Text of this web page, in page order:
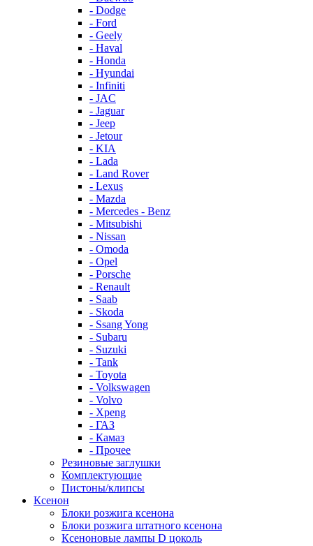
- Dodge
- Ford
- Geely
- Haval
- Honda
- Hyundai
- Infiniti
- JAC
- Jaguar
- Jeep
- Jetour
- KIA
- Lada
- Land Rover
- Lexus
- Mazda
- Mercedes - Benz
- Mitsubishi
- Nissan
- Omoda
- Opel
- Porsche
- Renault
- Saab
- Skoda
- Ssang Yong
- Subaru
- Suzuki
- Tank
- Toyota
- Volkswagen
- Volvo
- Xpeng
- ГАЗ
- Камаз
- Прочее
Резиновые заглушки
Комплектующие
Пистоны/клипсы
Ксенон
Блоки розжига ксенона
Блоки розжига штатного ксенона
Ксеноновые лампы D цоколь